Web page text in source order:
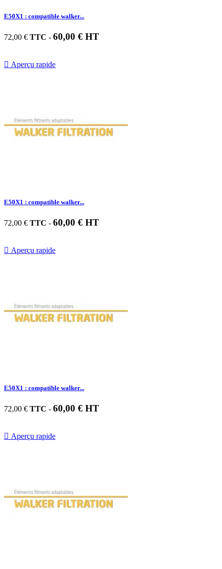
E50X1 : compatible walker...
72,00 € TTC - 60,00 € HT
 Aperçu rapide
E50X1 : compatible walker...
72,00 € TTC - 60,00 € HT
 Aperçu rapide
E50X1 : compatible walker...
72,00 € TTC - 60,00 € HT
 Aperçu rapide